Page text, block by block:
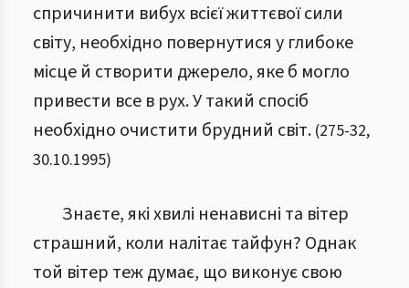
спричинити вибух всієї життєвої сили
світу, необхідно повернутися у глибоке
місце й створити джерело, яке б могло
привести все в рух. У такий спосіб
необхідно очистити брудний світ. (275-32,
30.10.1995)
Знаєте, які хвилі ненависні та вітер
страшний, коли налітає тайфун? Однак
той вітер теж думає, що виконує свою